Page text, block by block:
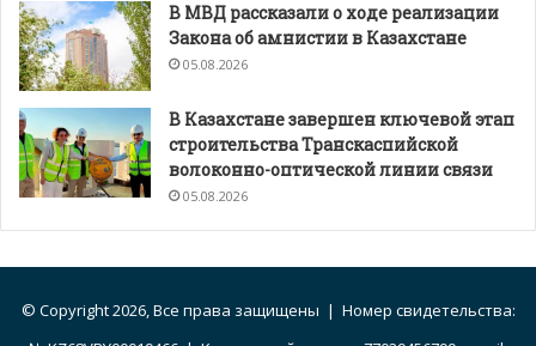
В МВД рассказали о ходе реализации
Закона об амнистии в Казахстане
05.08.2026
В Казахстане завершен ключевой этап
строительства Транскаспийской
волоконно-оптической линии связи
05.08.2026
© Copyright 2026, Все права защищены | Номер свидетельства: